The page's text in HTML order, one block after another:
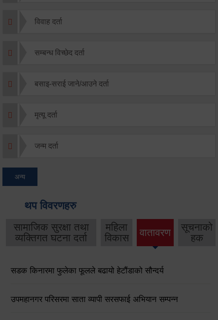
विवाह दर्ता
सम्बन्ध विच्छेद दर्ता
बसाइ-सराई जाने/आउने दर्ता
मृत्यू दर्ता
जन्म दर्ता
अन्य
थप विवरणहरु
सामाजिक सुरक्षा तथा
व्यक्तिगत घटना दर्ता
महिला
विकास
वातावरण
सूचनाको
हक
सडक किनारमा फुलेका फूलले बढायो हेटौंडाको सौन्दर्य
उपमहानगर परिसरमा साता व्यापी सरसफाई अभियान सम्पन्न